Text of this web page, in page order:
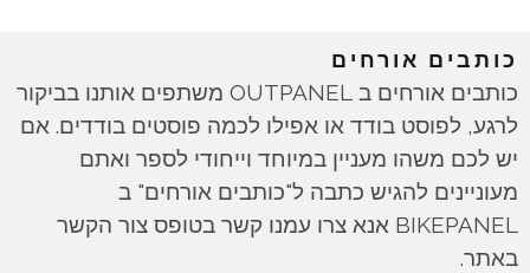
כותבים אורחים
כותבים אורחים ב OUTPANEL משתפים אותנו בביקור
לרגע, לפוסט בודד או אפילו לכמה פוסטים בודדים. אם
יש לכם משהו מעניין במיוחד וייחודי לספר ואתם
מעוניינים להגיש כתבה ל"כותבים אורחים" ב
BIKEPANEL אנא צרו עמנו קשר בטופס צור הקשר
באתר.